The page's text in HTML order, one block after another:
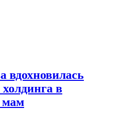
вдохновилась
в
мам